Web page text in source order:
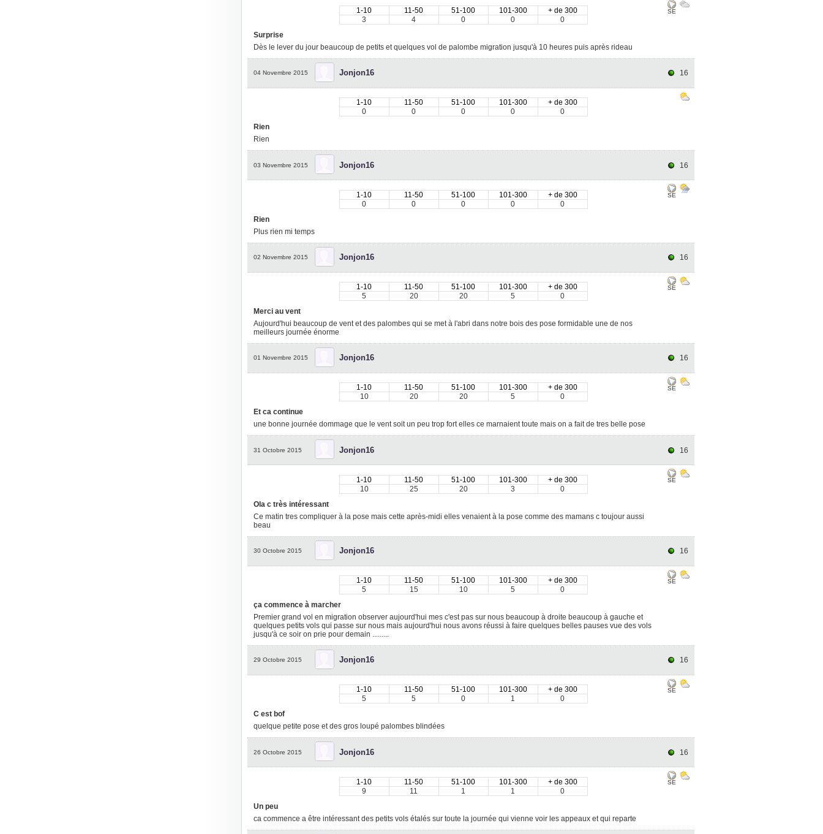
1-10 11-50 51-100 101-300
+ de 300
3
4 0 0
0
Surprise
Dès le lever du jour beaucoup de petits et quelques vol de palombe migration jusqu'à 10 heures puis après rideau
SE
04 Novembre 2015 Jonjon16 16
1-10 11-50 51-100 101-300
+ de 300
0
0 0 0
0
Rien
Rien
03 Novembre 2015 Jonjon16 16
1-10 11-50 51-100 101-300
+ de 300
0
0 0 0
0
Rien
Plus rien mi temps
SE
02 Novembre 2015 Jonjon16 16
1-10 11-50 51-100 101-300
+ de 300
5
20 20 5
0
Merci au vent
Aujourd'hui beaucoup de vent et des palombes qui se met à l'abri dans notre bois des pose formidable une de nos
meilleurs journée énorme
SE
01 Novembre 2015 Jonjon16 16
1-10 11-50 51-100 101-300
+ de 300
10
20 20 5
0
Et ca continue
une bonne journée dommage que le vent soit un peu trop fort elles ce marnaient toute mais on a fait de tres belle pose
SE
31 Octobre 2015 Jonjon16 16
1-10 11-50 51-100 101-300
+ de 300
10
25 20 3
0
Ola c très intéressant
Ce matin tres compliquer à la pose mais cette après-midi elles venaient à la pose comme des mamans c toujour aussi
beau
SE
30 Octobre 2015 Jonjon16 16
1-10 11-50 51-100 101-300
+ de 300
5
15 10 5
0
ça commence à marcher
Premier grand vol en migration observer aujourd'hui mes c'est pas sur nous beaucoup à droite beaucoup à gauche et
quelques petits vols qui passe sur nous mais aujourd'hui nous avons réussi à faire quelques belles pauses vue des vols
jusqu'à ce soir on prie pour demain .........
SE
29 Octobre 2015 Jonjon16 16
1-10 11-50 51-100 101-300
+ de 300
5
5 0 1
0
C est bof
quelque petite pose et des gros loupé palombes blindées
SE
26 Octobre 2015 Jonjon16 16
1-10 11-50 51-100 101-300
+ de 300
9
11 1 1
0
Un peu
ca commence a être intéressant des petits vols étalés sur toute la journée qui vienne voir les appeaux et qui reparte
SE